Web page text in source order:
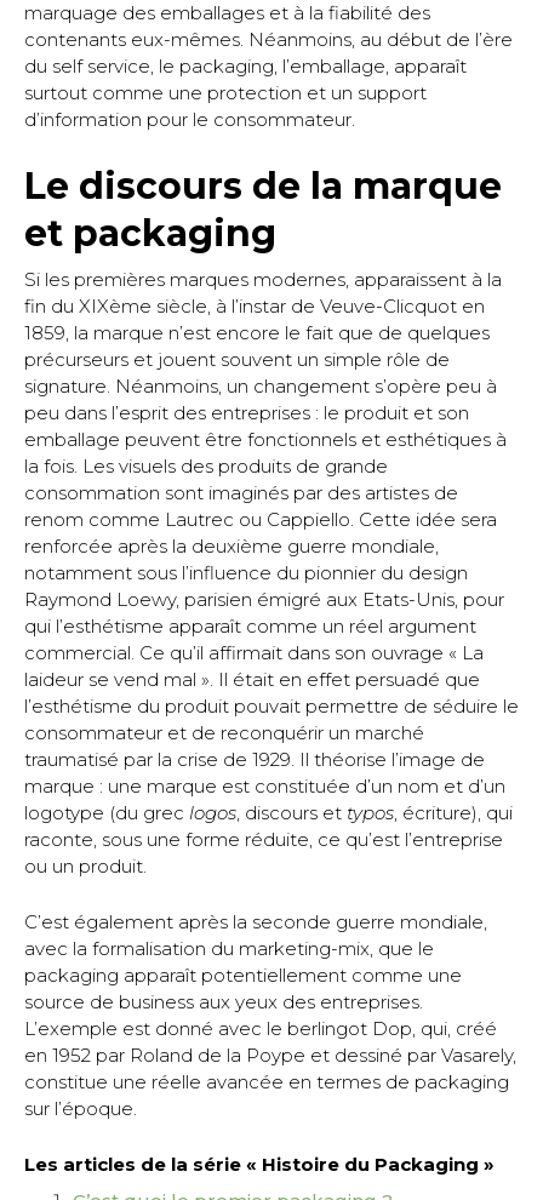
marquage des emballages et à la fiabilité des
contenants eux-mêmes. Néanmoins, au début de l’ère
du self service, le packaging, l’emballage, apparaît
surtout comme une protection et un support
d’information pour le consommateur.
Le discours de la marque
et packaging
Si les premières marques modernes, apparaissent à la
fin du XIXème siècle, à l’instar de Veuve-Clicquot en
1859, la marque n’est encore le fait que de quelques
précurseurs et jouent souvent un simple rôle de
signature. Néanmoins, un changement s’opère peu à
peu dans l’esprit des entreprises : le produit et son
emballage peuvent être fonctionnels et esthétiques à
la fois. Les visuels des produits de grande
consommation sont imaginés par des artistes de
renom comme Lautrec ou Cappiello. Cette idée sera
renforcée après la deuxième guerre mondiale,
notamment sous l’influence du pionnier du design
Raymond Loewy, parisien émigré aux Etats-Unis, pour
qui l’esthétisme apparaît comme un réel argument
commercial. Ce qu’il affirmait dans son ouvrage « La
laideur se vend mal ». Il était en effet persuadé que
l’esthétisme du produit pouvait permettre de séduire le
consommateur et de reconquérir un marché
traumatisé par la crise de 1929. Il théorise l’image de
marque : une marque est constituée d’un nom et d’un
logotype (du grec logos, discours et typos, écriture), qui
raconte, sous une forme réduite, ce qu’est l’entreprise
ou un produit.
C’est également après la seconde guerre mondiale,
avec la formalisation du marketing-mix, que le
packaging apparaît potentiellement comme une
source de business aux yeux des entreprises.
L’exemple est donné avec le berlingot Dop, qui, créé
en 1952 par Roland de la Poype et dessiné par Vasarely,
constitue une réelle avancée en termes de packaging
sur l’époque.
Les articles de la série « Histoire du Packaging »